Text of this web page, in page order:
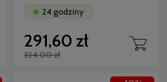
24 godziny
291,60 zł
324,00 zł